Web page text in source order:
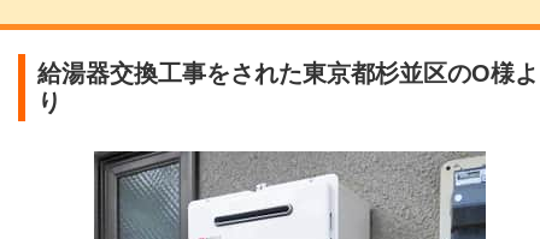
給湯器交換工事をされた東京都杉並区のO様よ
り